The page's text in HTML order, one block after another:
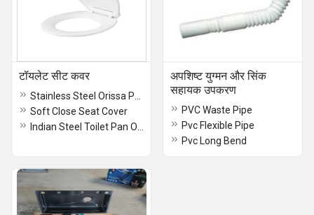
टॉयलेट सीट कवर
Soft Close Seat Cover
अपशिष्ट युग्मन और सिंक
सहायक उपकरण
PVC Waste Pipe
Pvc Flexible Pipe
Pvc Long Bend